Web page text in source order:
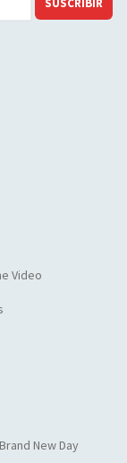
SUSCRIBIR
Video
New Day